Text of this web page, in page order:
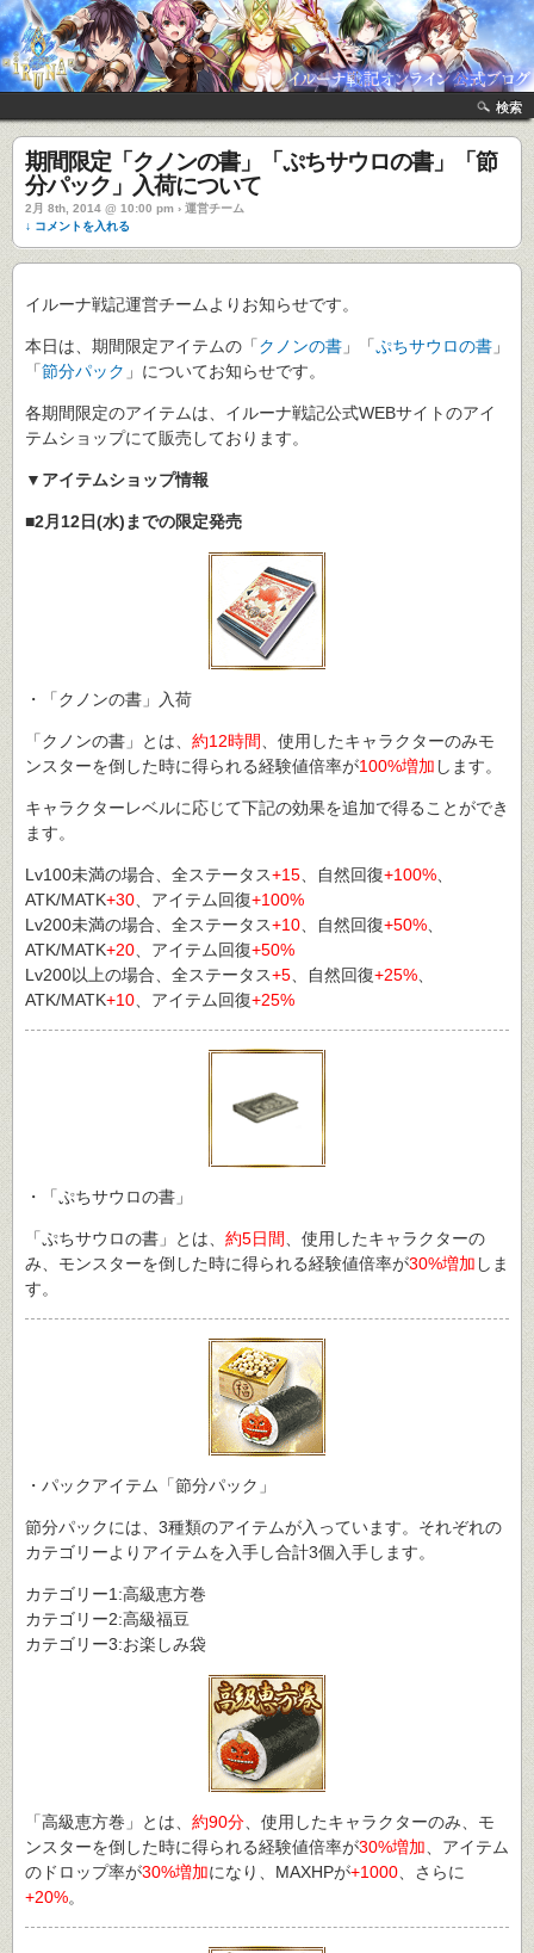
検索
期間限定「クノンの書」「ぷちサウロの書」「節
分パック」入荷について
2月 8th, 2014 @ 10:00 pm › 運営チーム
↓ コメントを入れる
イルーナ戦記運営チームよりお知らせです。
本日は、期間限定アイテムの「クノンの書 」「ぷちサウロの書 」
「節分パック 」についてお知らせです。
各期間限定のアイテムは、イルーナ戦記公式WEBサイトのアイ
テムショップにて販売しております。
▼アイテムショップ情報
■2月12日(水)までの限定発売
・「クノンの書」入荷
「クノンの書」とは、 約12時間
、使用したキャラクターのみモ
ンスターを倒した時に得られる経験値倍率が100%増加 します。
キャラクターレベルに応じて下記の効果を追加で得ることができ
ます。
Lv100未満の場合、全ステータス+15 、自然回復+100%
ATK/MATK+30 、アイテム回復+100%
Lv200未満の場合、全ステータス+10 、自然回復+50%
ATK/MATK+20 、アイテム回復+50%
Lv200以上の場合、全ステータス+5 、自然回復+25%
ATK/MATK+10 、アイテム回復+25%
・「ぷちサウロの書」
「ぷちサウロの書」とは、 約5日間
、使用したキャラクターの
み、モンスターを倒した時に得られる経験値倍率が30%増加 しま
す。
・パックアイテム「節分パック」
節分パックには、3種類のアイテムが入っています。それぞれの
カテゴリーよりアイテムを入手し合計3個入手します。
カテゴリー1:高級恵方巻
カテゴリー2:高級福豆
カテゴリー3:お楽しみ袋
「高級恵方巻」とは、 約90分 、使用したキャラクターのみ、モ
ンスターを倒した時に得られる経験値倍率が30%増加 、アイテム
のドロップ率が30%増加になり、MAXHPが+1000 、さらに
+20%。